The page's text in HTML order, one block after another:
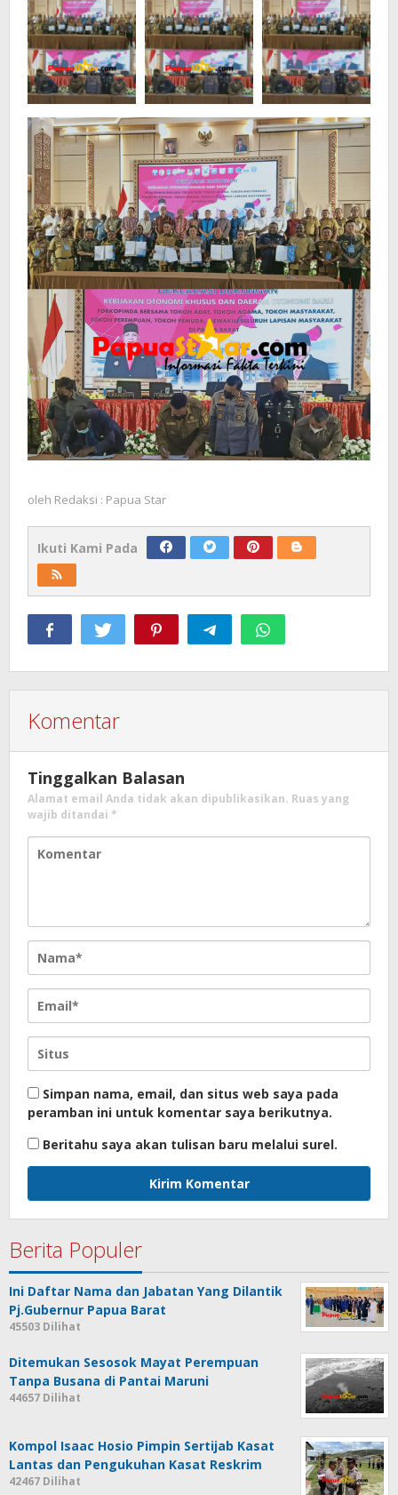
oleh Redaksi : Papua Star
Ikuti Kami Pada
Komentar
Tinggalkan Balasan
Alamat email Anda tidak akan dipublikasikan. Ruas yang
wajib ditandai *
Simpan nama, email, dan situs web saya pada
peramban ini untuk komentar saya berikutnya.
Beritahu saya akan tulisan baru melalui surel.
Berita Populer
Ini Daftar Nama dan Jabatan Yang Dilantik
Pj.Gubernur Papua Barat
45503 Dilihat
Ditemukan Sesosok Mayat Perempuan
Tanpa Busana di Pantai Maruni
44657 Dilihat
Kompol Isaac Hosio Pimpin Sertijab Kasat
Lantas dan Pengukuhan Kasat Reskrim
42467 Dilihat